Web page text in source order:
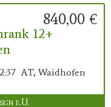
840,00 €
12+
AT, Waidhofen
e.U.